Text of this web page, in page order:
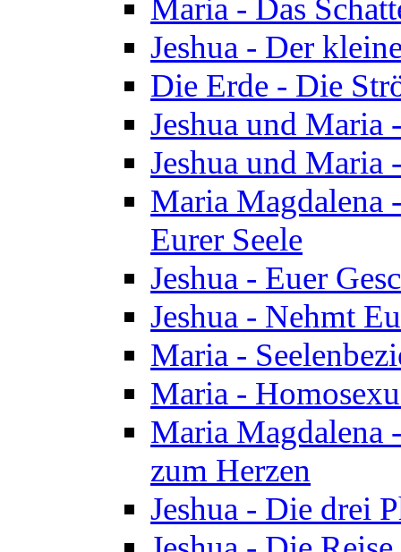
Maria - Das
Jeshua - Der
Die Erde - Die
Jeshua und Maria
Jeshua und Maria
Maria Magdalena
Eurer Seele
Jeshua - Euer
Jeshua - Nehmt
Maria -
Maria -
Maria Magdalena
zum Herzen
Jeshua - Die drei